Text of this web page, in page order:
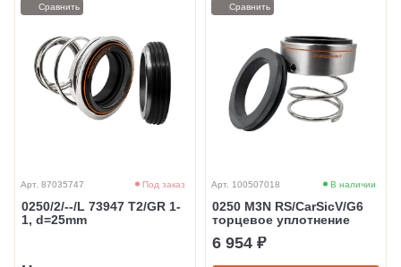
Арт. 87035747 Под заказ
0250/2/--/L 73947 T2/GR 1-
1, d=25mm
Сравнить
Арт. 100507018 В наличии
0250 M3N RS/CarSicV/G6
торцевое уплотнение
6 954 ₽
Сравнить